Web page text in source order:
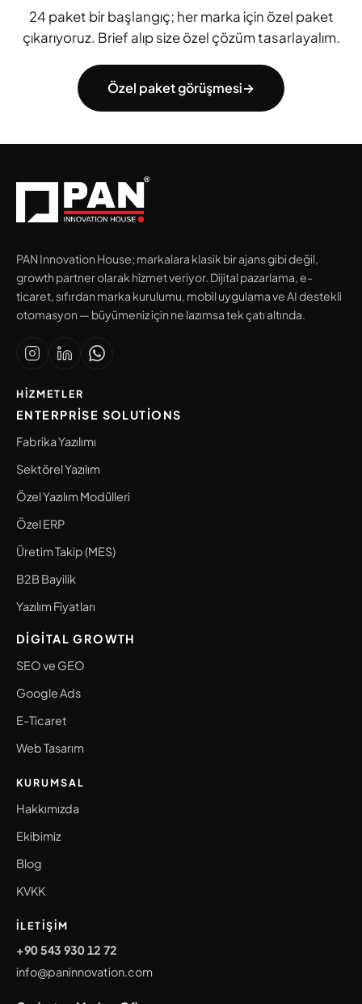
24 paket bir başlangıç; her marka için özel paket
çıkarıyoruz. Brief alıp size özel çözüm tasarlayalım.
Özel paket görüşmesi→
PAN Innovation House; markalara klasik bir ajans gibi değil,
growth partner olarak hizmet veriyor. Dijital pazarlama, e-
ticaret, sıfırdan marka kurulumu, mobil uygulama ve AI destekli
otomasyon — büyümeniz için ne lazımsa tek çatı altında.
HIZMETLER
ENTERPRISE SOLUTIONS
Fabrika Yazılımı
Sektörel Yazılım
Özel Yazılım Modülleri
Özel ERP
Üretim Takip (MES)
B2B Bayilik
Yazılım Fiyatları
DIGITAL GROWTH
SEO ve GEO
Google Ads
E-Ticaret
Web Tasarım
KURUMSAL
Hakkımızda
Ekibimiz
Blog
KVKK
İLETIŞIM
+90 543 930 12 72
info@paninnovation.com